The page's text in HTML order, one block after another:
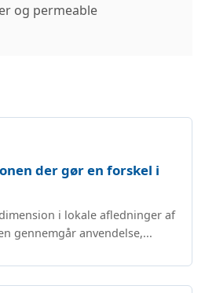
og permeable
der gør en forskel i
i lokale afledninger af
gennemgår anvendelse,...